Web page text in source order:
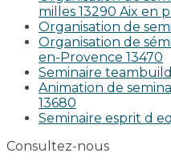
milles 13290 Aix en
Organisation de
Organisation de
en-Provence 13470
Seminaire
Animation de
13680
Seminaire esprit d
Consultez-nous